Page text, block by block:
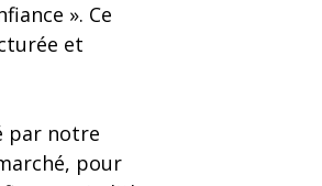
». Ce
et
par notre
pour